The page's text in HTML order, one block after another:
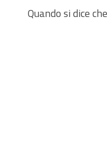
Quando si dice